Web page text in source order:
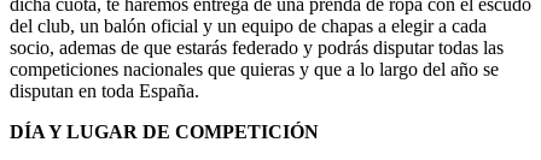
del club, un balón oficial y un equipo de chapas a elegir a cada
socio, ademas de que estarás federado y podrás disputar todas las
competiciones nacionales que quieras y que a lo largo del año se
disputan en toda España.
DÍA Y LUGAR DE COMPETICIÓN